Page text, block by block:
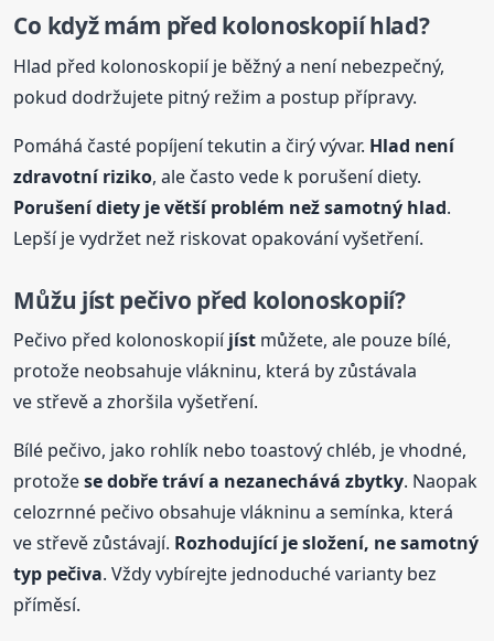
Co když mám před kolonoskopií hlad?
Hlad před kolonoskopií je běžný a není nebezpečný,
pokud dodržujete pitný režim a postup přípravy.
Pomáhá časté popíjení tekutin a čirý vývar. Hlad není
zdravotní riziko, ale často vede k porušení diety.
Porušení diety je větší problém než samotný hlad.
Lepší je vydržet než riskovat opakování vyšetření.
Můžu jístpečivo před kolonoskopií?
Pečivo před kolonoskopiíjíst můžete, ale pouze bílé,
protože neobsahuje vlákninu, která by zůstávala
ve střevě a zhoršila vyšetření.
Bílé pečivo, jako rohlík nebo toastový chléb, je vhodné,
protožese dobře tráví a nezanechává zbytky. Naopak
celozrnné pečivo obsahuje vlákninu a semínka, která
ve střevě zůstávají. Rozhodující je složení, ne samotný
typ pečiva. Vždy vybírejte jednoduché varianty bez
příměsí.